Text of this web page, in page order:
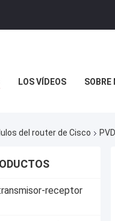
LOS VÍDEOS SOBRE
del router de Cisco
receptor